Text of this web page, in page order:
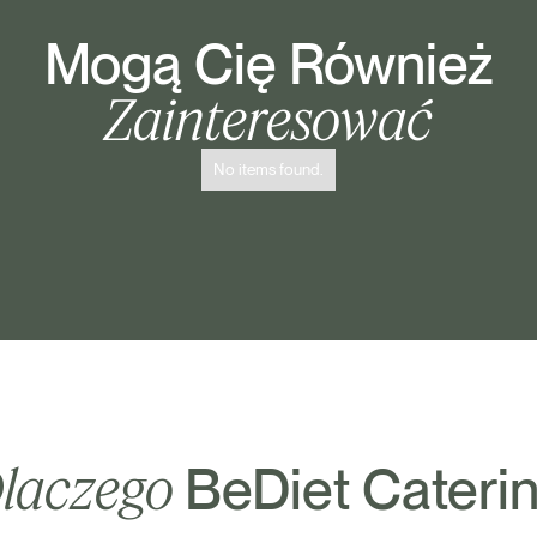
Mogą Cię Również
Zainteresować
No items found.
BeDiet